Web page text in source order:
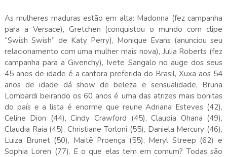
As mulheres maduras estão em alta: Madonna (fez campanha
para a Versace), Gretchen (conquistou o mundo com clipe
“Swish Swish” de Katy Perry), Monique Evans (anunciou seu
relacionamento com uma mulher mais nova), Julia Roberts (fez
campanha para a Givenchy), Ivete Sangalo no auge dos seus
45 anos de idade é a cantora preferida do Brasil, Xuxa aos 54
anos de idade dá show de beleza e sensualidade, Bruna
Lombardi beirando os 60 anos é uma das atrizes mais bonitas
do país e a lista é enorme que reune Adriana Esteves (42),
Celine Dion (44), Cindy Crawford (45), Claudia Ohana (49),
Claudia Raia (45), Christiane Torloni (55), Daniela Mercury (46),
Luiza Brunet (50), Maitê Proença (55), Meryl Streep (62) e
Sophia Loren (77). E o que elas tem em comum? Todas são